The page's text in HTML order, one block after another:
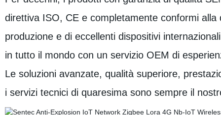
direttiva ISO, CE e completamente conformi
produzione e di eccellenti dispositivi
in tutto il mondo con un servizio OEM di
Le soluzioni avanzate, qualità superiore,
i servizi tecnici di quaresima sono sempre il